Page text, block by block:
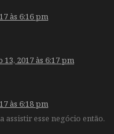
às 6:16 pm
13, 2017 às 6:17 pm
às 6:18 pm
assistir esse negócio então.